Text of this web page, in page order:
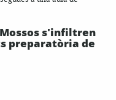
s'infiltren
preparatòria de